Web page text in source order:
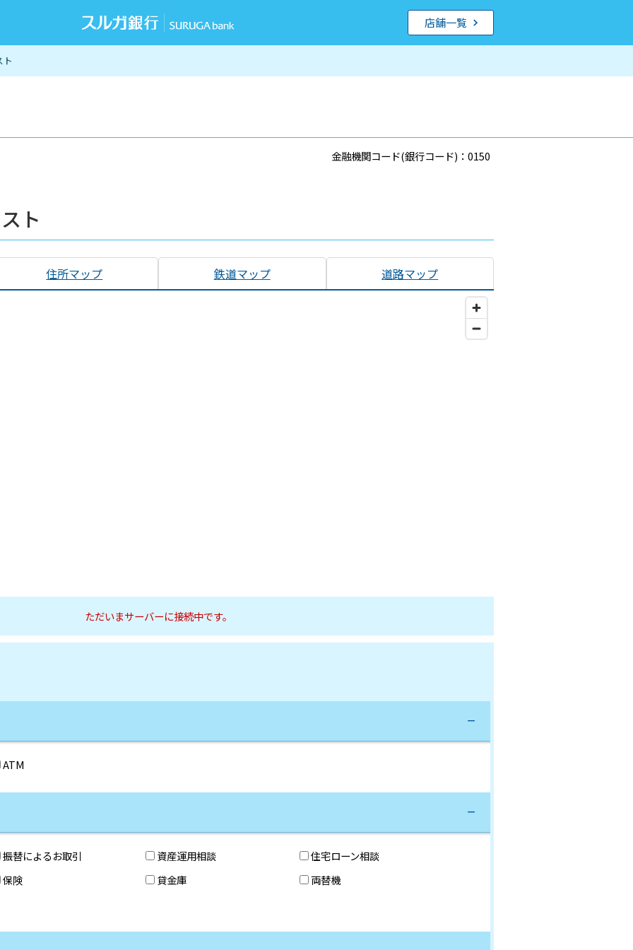
ト
店舗一覧
金融機関コード(銀行コード)：0150
ト
住所マップ 鉄道マップ 道路マップ
ただいまサーバーに接続中です。
ATM
振替によるお取引 資産運用相談
住宅ローン相談
保険 貸金庫
両替機